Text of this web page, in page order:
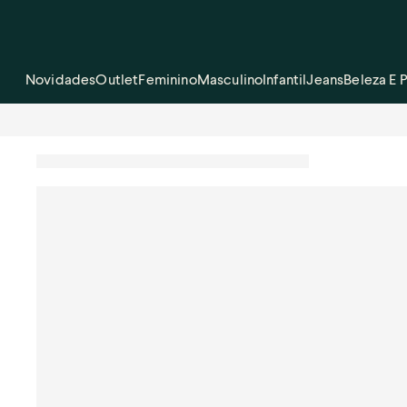
NovidadesOutletFemininoMasculinoInfantilJeansBeleza E